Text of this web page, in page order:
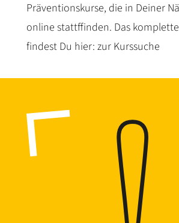
Präventionskurse, die in Deiner
online stattffinden. Das
findest Du hier: zur Kurssuche